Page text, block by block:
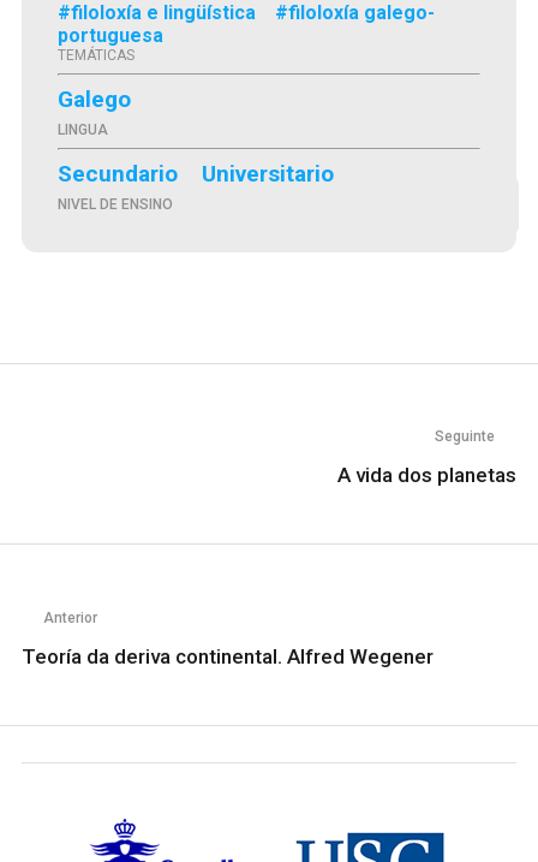
#filoloxía e lingüística
#filoloxía galego-
portuguesa
TEMÁTICAS
Galego
LINGUA
Secundario Universitario
NIVEL DE ENSINO
Anterior
Teoría da deriva continental. Alfred Wegener
Seguinte
A vida dos planetas